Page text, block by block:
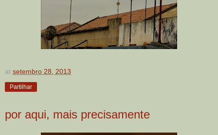
at setembro 28, 2013
Partilhar
por aqui, mais precisamente